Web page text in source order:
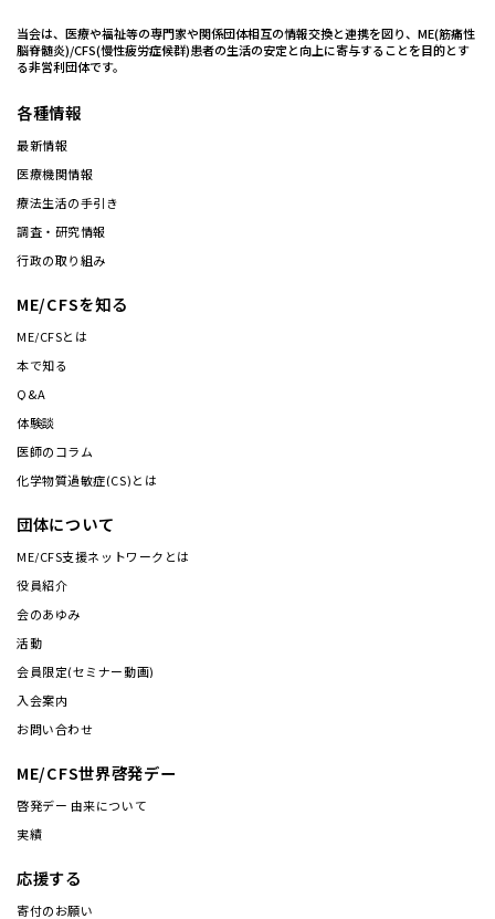
当会は、医療や福祉等の専門家や関係団体相互の情報交換と連携を図り、ME(筋痛性
脳脊髄炎)/CFS(慢性疲労症候群)患者の生活の安定と向上に寄与することを目的とす
る非営利団体です。
各種情報
最新情報
医療機関情報
療法生活の手引き
調査・研究情報
行政の取り組み
ME/CFSを知る
ME/CFSとは
本で知る
Q&A
体験談
医師のコラム
化学物質過敏症(CS)とは
団体について
ME/CFS支援ネットワークとは
役員紹介
会のあゆみ
活動
会員限定(セミナー動画)
入会案内
お問い合わせ
ME/CFS世界啓発デー
啓発デー 由来について
実績
応援する
寄付のお願い